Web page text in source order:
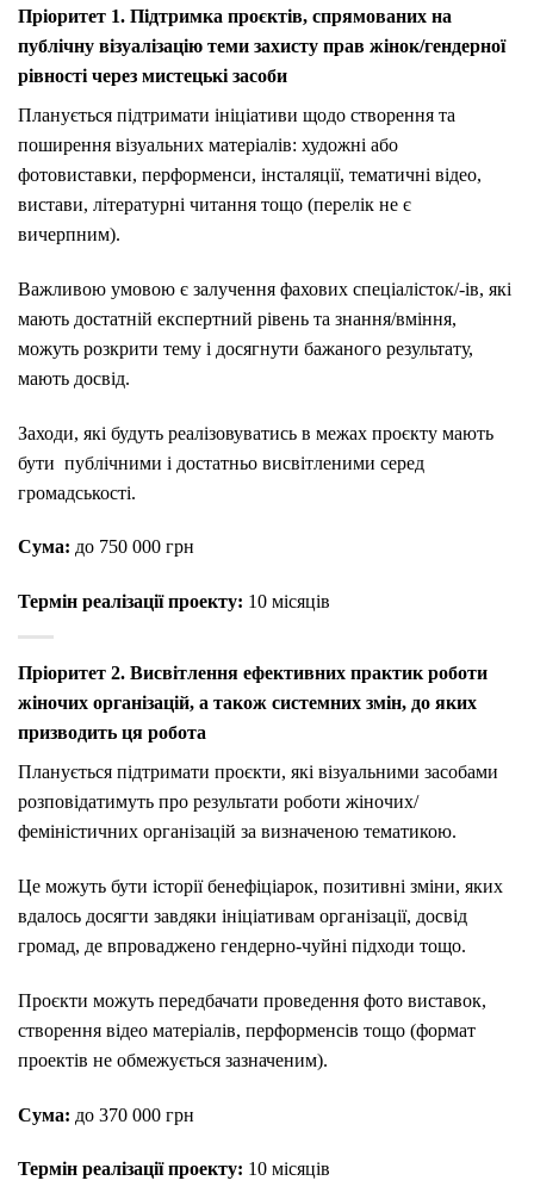
Пріоритет 1. Підтримка проєктів, спрямованих на
публічну візуалізацію теми захисту прав жінок/гендерної
рівності через мистецькі засоби
Планується підтримати ініціативи щодо створення та
поширення візуальних матеріалів: художні або
фотовиставки, перформенси, інсталяції, тематичні відео,
вистави, літературні читання тощо (перелік не є
вичерпним).
Важливою умовою є залучення фахових спеціалісток/-ів, які
мають достатній експертний рівень та знання/вміння,
можуть розкрити тему і досягнути бажаного результату,
мають досвід.
Заходи, які будуть реалізовуватись в межах проєкту мають
бути публічними і достатньо висвітленими серед
громадськості.
Сума: до 750 000 грн
Термін реалізації проекту: 10 місяців
Пріоритет 2. Висвітлення ефективних практик роботи
жіночих організацій, а також системних змін, до яких
призводить ця робота
Планується підтримати проєкти, які візуальними засобами
розповідатимуть про результати роботи жіночих/
феміністичних організацій за визначеною тематикою.
Це можуть бути історії бенефіціарок, позитивні зміни, яких
вдалось досягти завдяки ініціативам організації, досвід
громад, де впроваджено гендерно-чуйні підходи тощо.
Проєкти можуть передбачати проведення фото виставок,
створення відео матеріалів, перформенсів тощо (формат
проектів не обмежується зазначеним).
Сума: до 370 000 грн
Термін реалізації проекту: 10 місяців